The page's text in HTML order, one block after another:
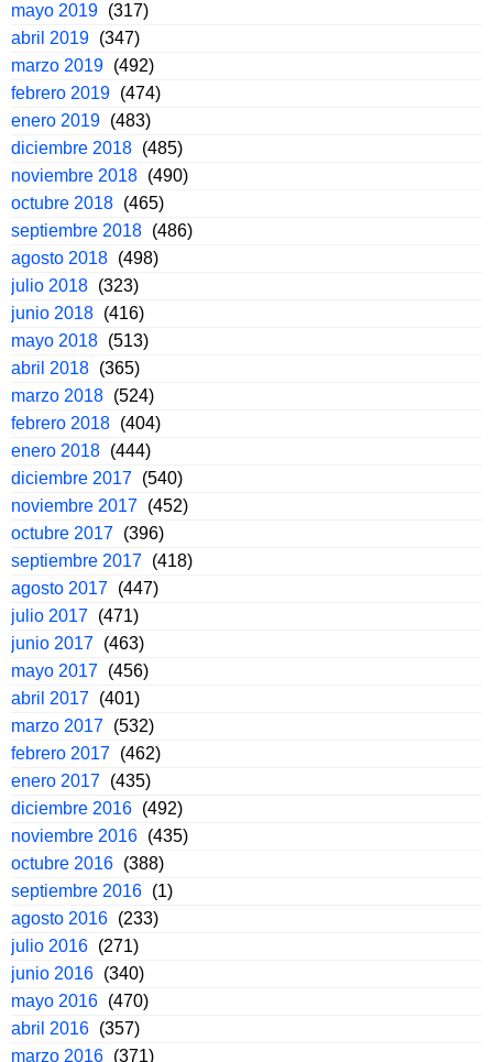
mayo 2019 (317)
abril 2019 (347)
marzo 2019 (492)
febrero 2019 (474)
enero 2019 (483)
diciembre 2018 (485)
noviembre 2018 (490)
octubre 2018 (465)
septiembre 2018 (486)
agosto 2018 (498)
julio 2018 (323)
junio 2018 (416)
mayo 2018 (513)
abril 2018 (365)
marzo 2018 (524)
febrero 2018 (404)
enero 2018 (444)
diciembre 2017 (540)
noviembre 2017 (452)
octubre 2017 (396)
septiembre 2017 (418)
agosto 2017 (447)
julio 2017 (471)
junio 2017 (463)
mayo 2017 (456)
abril 2017 (401)
marzo 2017 (532)
febrero 2017 (462)
enero 2017 (435)
diciembre 2016 (492)
noviembre 2016 (435)
octubre 2016 (388)
septiembre 2016 (1)
agosto 2016 (233)
julio 2016 (271)
junio 2016 (340)
mayo 2016 (470)
abril 2016 (357)
marzo 2016 (371)